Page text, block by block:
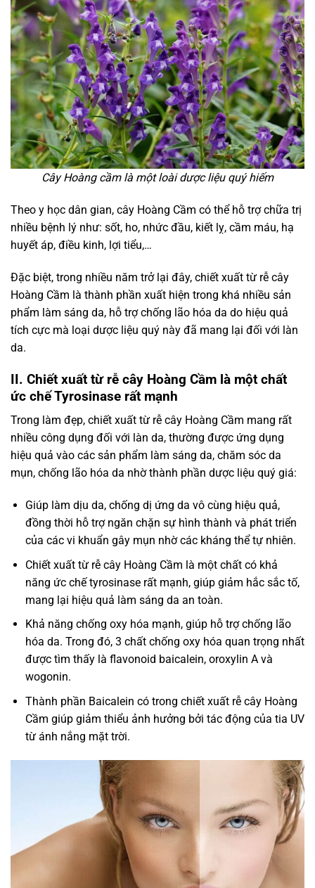
Cây Hoàng cầm là một loài dược liệu quý hiếm
Theo y học dân gian, cây Hoàng Cầm có thể hỗ trợ chữa trị
nhiều bệnh lý như: sốt, ho, nhức đầu, kiết lỵ, cầm máu, hạ
huyết áp, điều kinh, lợi tiểu,…
Đặc biệt, trong nhiều năm trở lại đây, chiết xuất từ rễ cây
Hoàng Cầm là thành phần xuất hiện trong khá nhiều sản
phẩm làm sáng da, hỗ trợ chống lão hóa da do hiệu quả
tích cực mà loại dược liệu quý này đã mang lại đối với làn
da.
II. Chiết xuất từ rễ cây Hoàng Cầm là một chất
ức chế Tyrosinase rất mạnh
Trong làm đẹp, chiết xuất từ rễ cây Hoàng Cầm mang rất
nhiều công dụng đối với làn da, thường được ứng dụng
hiệu quả vào các sản phẩm làm sáng da, chăm sóc da
mụn, chống lão hóa da nhờ thành phần dược liệu quý giá:
Giúp làm dịu da, chống dị ứng da vô cùng hiệu quả,
đồng thời hỗ trợ ngăn chặn sự hình thành và phát triển
của các vi khuẩn gây mụn nhờ các kháng thể tự nhiên.
Chiết xuất từ rễ cây Hoàng Cầm là một chất có khả
năng ức chế tyrosinase rất mạnh, giúp giảm hắc sắc tố,
mang lại hiệu quả làm sáng da an toàn.
Khả năng chống oxy hóa mạnh, giúp hỗ trợ chống lão
hóa da. Trong đó, 3 chất chống oxy hóa quan trọng nhất
được tìm thấy là flavonoid baicalein, oroxylin A và
wogonin.
Thành phần Baicalein có trong chiết xuất rễ cây Hoàng
Cầm giúp giảm thiểu ảnh hưởng bởi tác động của tia UV
từ ánh nắng mặt trời.